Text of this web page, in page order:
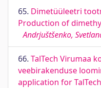
65. Dimetüüleetri
Production of
Andrjuštšenko,
66. TalTech Virumaa
veebirakenduse
application for